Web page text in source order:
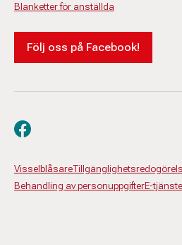
Blanketter för anställda
Följ oss på Facebook!
Visselblåsare
Behandling av personuppgifterE-
Besök oss på facebook